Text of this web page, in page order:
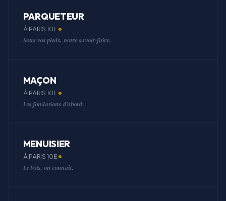
PARQUETEUR
À PARIS 10E
Sous vos pieds, notre savoir-faire.
MAÇON
À PARIS 10E
Les fondations d'abord.
MENUISIER
À PARIS 10E
Le bois, on connaît.